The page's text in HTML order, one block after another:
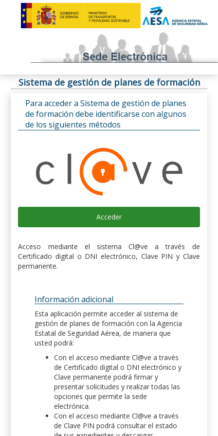
Sistema de gestión de planes de formación
Para acceder a Sistema de gestión de planes
de formación debe identificarse con algunos
de los siguientes métodos
Acceder
Acceso mediante el sistema Cl@ve a través de
Certificado digital o DNI electrónico, Clave PIN y Clave
permanente.
Información adicional
Esta aplicación permite acceder al sistema de
gestión de planes de formación con la Agencia
Estatal de Seguridad Aérea, de manera que
usted podrá:
Con el acceso mediante Cl@ve a través
de Certificado digital o DNI electrónico y
Clave permanente podrá firmar y
presentar solicitudes y realizar todas las
opciones que permite la sede
electrónica.
Con el acceso mediante Cl@ve a través
de Clave PIN podrá consultar el estado